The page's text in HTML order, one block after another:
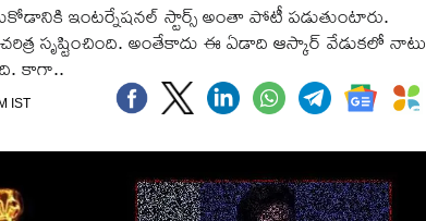
ఇంటర్నేషనల్ స్టార్స్ అంతా పోటీ పడుతుంటారు.
సృష్టించింది. అంతేకాదు ఈ ఏడాది ఆస్కార్ వేడుకలో నాటు
కాగా..
IST